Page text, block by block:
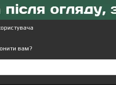
вам?